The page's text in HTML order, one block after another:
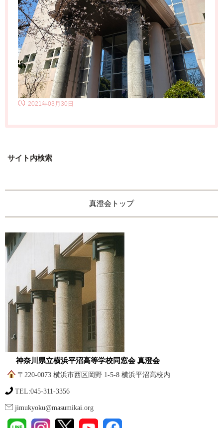
2021年03月30日
サイト内検索
真澄会トップ
神奈川県立横浜平沼高等学校同窓会 真澄会
〒220-0073 横浜市西区岡野 1-5-8 横浜平沼高校内
TEL:045-311-3356
jimukyoku@masumikai.org